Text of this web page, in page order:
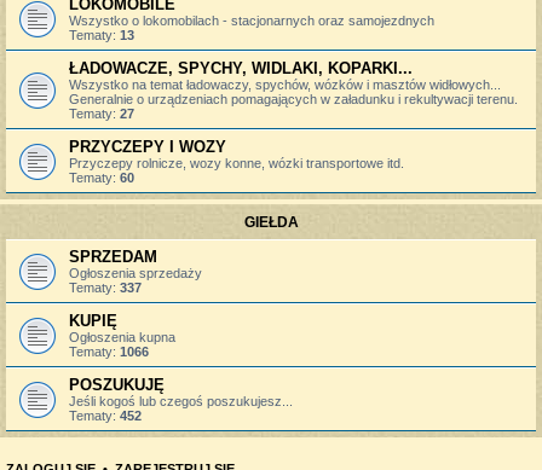
LOKOMOBILE
Wszystko o lokomobilach - stacjonarnych oraz samojezdnych
Tematy: 13
ŁADOWACZE, SPYCHY, WIDLAKI, KOPARKI...
Wszystko na temat ładowaczy, spychów, wózków i masztów widłowych...
Generalnie o urządzeniach pomagających w załadunku i rekultywacji terenu.
Tematy: 27
PRZYCZEPY I WOZY
Przyczepy rolnicze, wozy konne, wózki transportowe itd.
Tematy: 60
GIEŁDA
SPRZEDAM
Ogłoszenia sprzedaży
Tematy: 337
KUPIĘ
Ogłoszenia kupna
Tematy: 1066
POSZUKUJĘ
Jeśli kogoś lub czegoś poszukujesz...
Tematy: 452